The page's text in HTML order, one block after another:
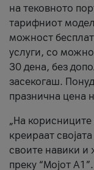
на тековното
тарифниот
можност
услуги, со
30 дена, без
засекогаш.
празнична цена
„На
креираат
своите навики и
преку “Мојот